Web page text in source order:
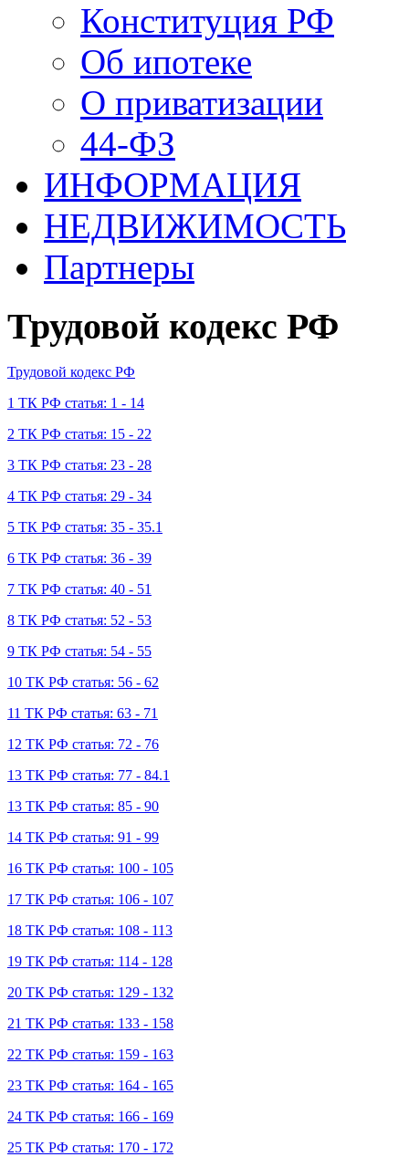
Конституция РФ
Об ипотеке
О приватизации
44-ФЗ
ИНФОРМАЦИЯ
НЕДВИЖИМОСТЬ
Партнеры
Трудовой кодекс РФ
Трудовой кодекс РФ
1 ТК РФ статья: 1 - 14
2 ТК РФ статья: 15 - 22
3 ТК РФ статья: 23 - 28
4 ТК РФ статья: 29 - 34
5 ТК РФ статья: 35 - 35.1
6 ТК РФ статья: 36 - 39
7 ТК РФ статья: 40 - 51
8 ТК РФ статья: 52 - 53
9 ТК РФ статья: 54 - 55
10 ТК РФ статья: 56 - 62
11 ТК РФ статья: 63 - 71
12 ТК РФ статья: 72 - 76
13 ТК РФ статья: 77 - 84.1
13 ТК РФ статья: 85 - 90
14 ТК РФ статья: 91 - 99
16 ТК РФ статья: 100 - 105
17 ТК РФ статья: 106 - 107
18 ТК РФ статья: 108 - 113
19 ТК РФ статья: 114 - 128
20 ТК РФ статья: 129 - 132
21 ТК РФ статья: 133 - 158
22 ТК РФ статья: 159 - 163
23 ТК РФ статья: 164 - 165
24 ТК РФ статья: 166 - 169
25 ТК РФ статья: 170 - 172